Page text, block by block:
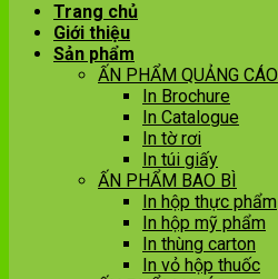
Trang chủ
Giới thiệu
Sản phẩm
ẤN PHẨM QUẢNG CÁO
In Brochure
In Catalogue
In tờ rơi
In túi giấy
ẤN PHẨM BAO BÌ
In hộp thực phẩm
In hộp mỹ phẩm
In thùng carton
In vỏ hộp thuốc